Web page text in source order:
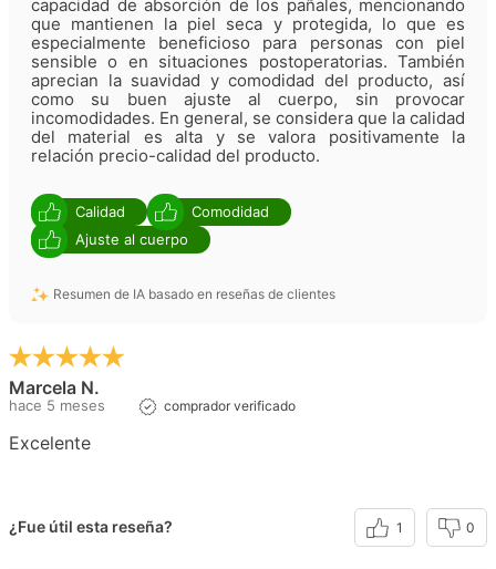
capacidad de absorción de los pañales, mencionando
que mantienen la piel seca y protegida, lo que es
especialmente beneficioso para personas con piel
sensible o en situaciones postoperatorias. También
aprecian la suavidad y comodidad del producto, así
como su buen ajuste al cuerpo, sin provocar
incomodidades. En general, se considera que la calidad
del material es alta y se valora positivamente la
relación precio-calidad del producto.
Calidad
Comodidad
Ajuste al cuerpo
Resumen de IA basado en reseñas de clientes
Marcela N.
hace 5 meses comprador verificado
Excelente
¿Fue útil esta reseña? 1 0